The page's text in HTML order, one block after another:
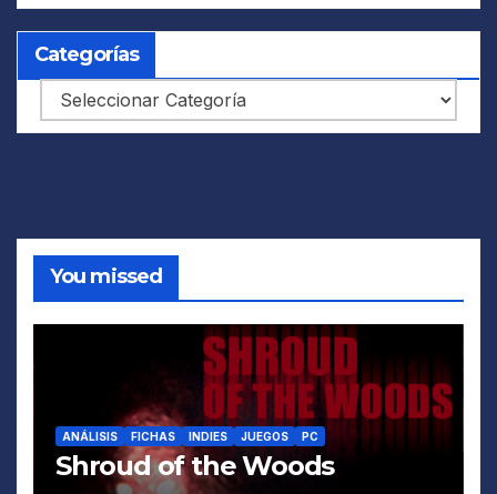
Categorías
Categorías
You missed
ANÁLISIS FICHAS INDIES JUEGOS PC
Shroud of the Woods